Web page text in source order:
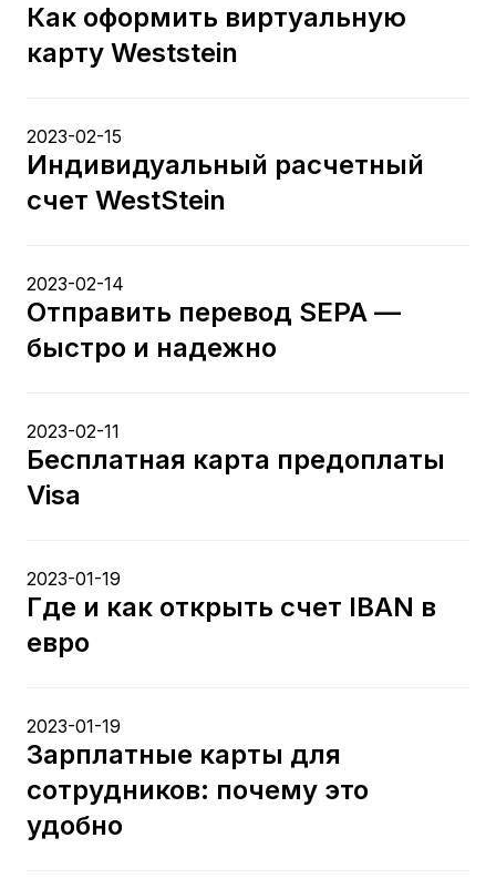
Как оформить виртуальную
карту Weststein
2023-02-15
Индивидуальный расчетный
счет WestStein
2023-02-14
Отправить перевод SEPA —
быстро и надежно
2023-02-11
Бесплатная карта предоплаты
Visa
2023-01-19
Где и как открыть счет IBAN в
евро
2023-01-19
Зарплатные карты для
сотрудников: почему это
удобно